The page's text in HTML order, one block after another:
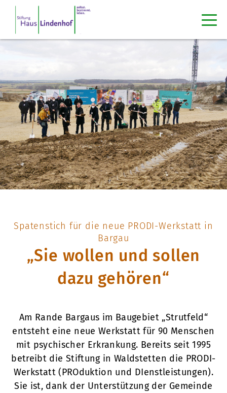
Spatenstich für die neue PRODI-Werkstatt in
Bargau
„Sie wollen und sollen
dazu gehören“
Am Rande Bargaus im Baugebiet „Strutfeld“
entsteht eine neue Werkstatt für 90 Menschen
mit psychischer Erkrankung. Bereits seit 1995
betreibt die Stiftung in Waldstetten die PRODI-
Werkstatt (PROduktion und DIenstleistungen).
Sie ist, dank der Unterstützung der Gemeinde